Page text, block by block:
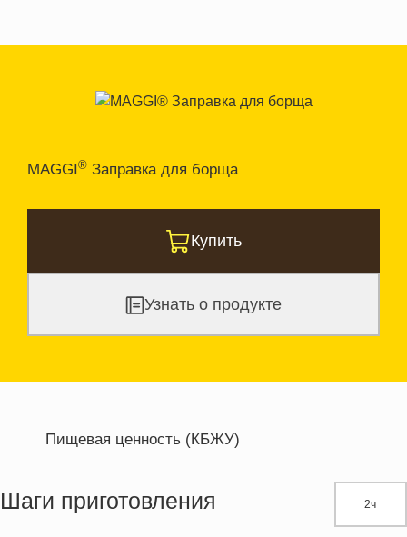
MAGGI® Заправка для борща
Купить
Узнать о продукте
Пищевая ценность (КБЖУ)
Жиры
Шаги приготовления 2ч